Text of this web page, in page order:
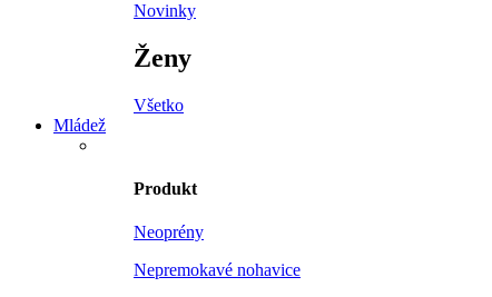
Novinky
Ženy
Všetko
Mládež
Produkt
Neoprény
Nepremokavé nohavice